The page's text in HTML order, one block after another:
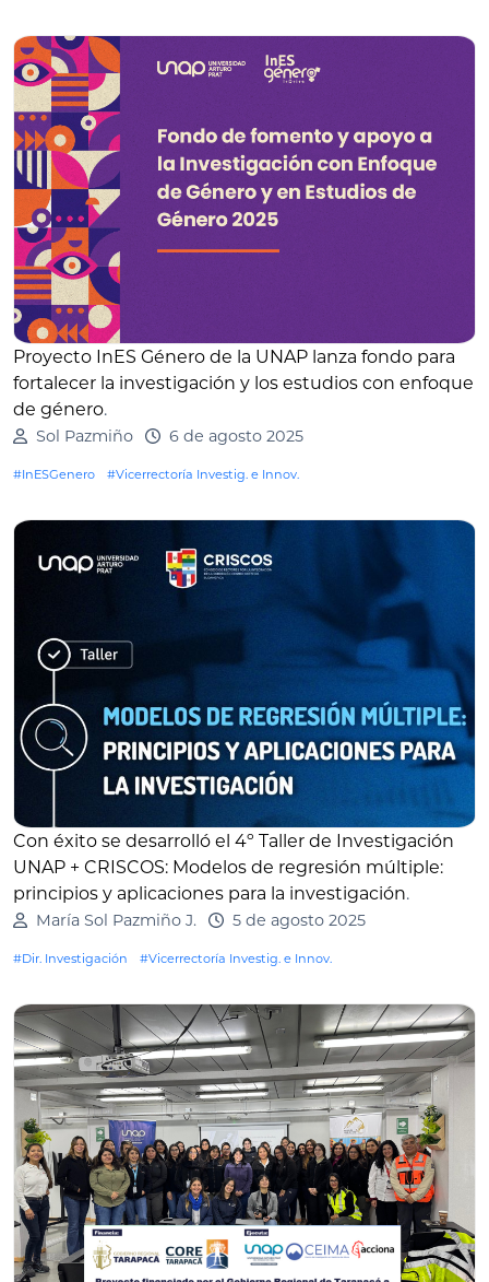
Proyecto InES Género de la UNAP lanza fondo para
fortalecer la investigación y los estudios con enfoque
de género.
Sol Pazmiño 6 de agosto 2025
#InESGenero #Vicerrectoría Investig. e Innov.
Con éxito se desarrolló el 4º Taller de Investigación
UNAP + CRISCOS: Modelos de regresión múltiple:
principios y aplicaciones para la investigación.
María Sol Pazmiño J. 5 de agosto 2025
#Dir. Investigación #Vicerrectoría Investig. e Innov.